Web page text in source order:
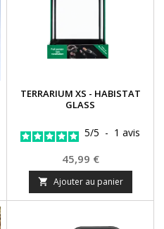
TERRARIUM XS - HABISTAT
GLASS
5/5 - 1 avis
Prix
45,99 €
 Ajouter au panier